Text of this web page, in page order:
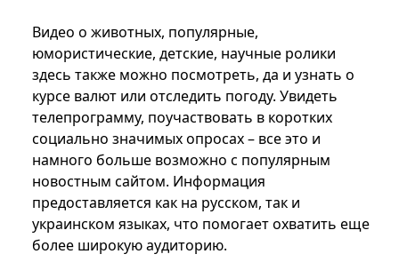
Видео о животных, популярные,
юмористические, детские, научные ролики
здесь также можно посмотреть, да и узнать о
курсе валют или отследить погоду. Увидеть
телепрограмму, поучаствовать в коротких
социально значимых опросах – все это и
намного больше возможно с популярным
новостным сайтом. Информация
предоставляется как на русском, так и
украинском языках, что помогает охватить еще
более широкую аудиторию.